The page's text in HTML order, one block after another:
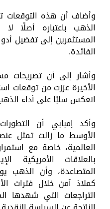
وأضاف أن هذه التوقعات
الذهب باعتباره أصلًا
المستثمرين إلى تفضيل
الفائدة.
وأشار إلى أن تصريحات
الأخيرة عززت من توقعات
انعكس سلبًا على أداء
وأكد إمبابي أن
الأوسط ما زالت تمثل
العالمية، خاصة مع
بالعلاقات الأمريكية
المتصاعدة، وأن الذهب
كملاذ آمن خلال فترات
التراجعات التي شهدها